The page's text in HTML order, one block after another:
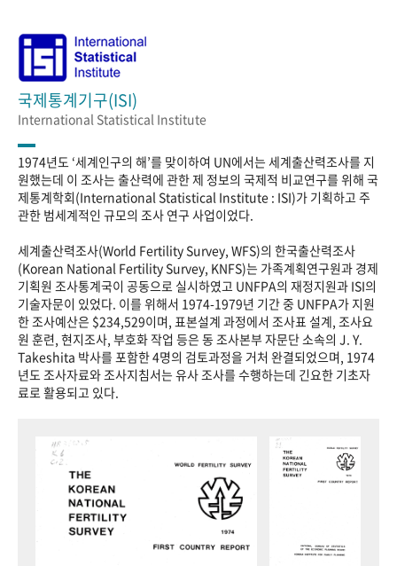
국제통계기구(ISI)
International Statistical Institute
1974년도 ‘세계인구의 해’를 맞이하여 UN에서는 세계출산력조사를 지
원했는데 이 조사는 출산력에 관한 제 정보의 국제적 비교연구를 위해 국
제통계학회(International Statistical Institute : ISI)가 기획하고 주
관한 범세계적인 규모의 조사 연구 사업이었다.
세계출산력조사(World Fertility Survey, WFS)의 한국출산력조사
(Korean National Fertility Survey, KNFS)는 가족계획연구원과 경제
기획원 조사통계국이 공동으로 실시하였고 UNFPA의 재정지원과 ISI의
기술자문이 있었다. 이를 위해서 1974-1979년 기간 중 UNFPA가 지원
한 조사예산은 $234,529이며, 표본설계 과정에서 조사표 설계, 조사요
원 훈련, 현지조사, 부호화 작업 등은 동 조사본부 자문단 소속의 J. Y.
Takeshita 박사를 포함한 4명의 검토과정을 거처 완결되었으며, 1974
년도 조사자료와 조사지침서는 유사 조사를 수행하는데 긴요한 기초자
료로 활용되고 있다.